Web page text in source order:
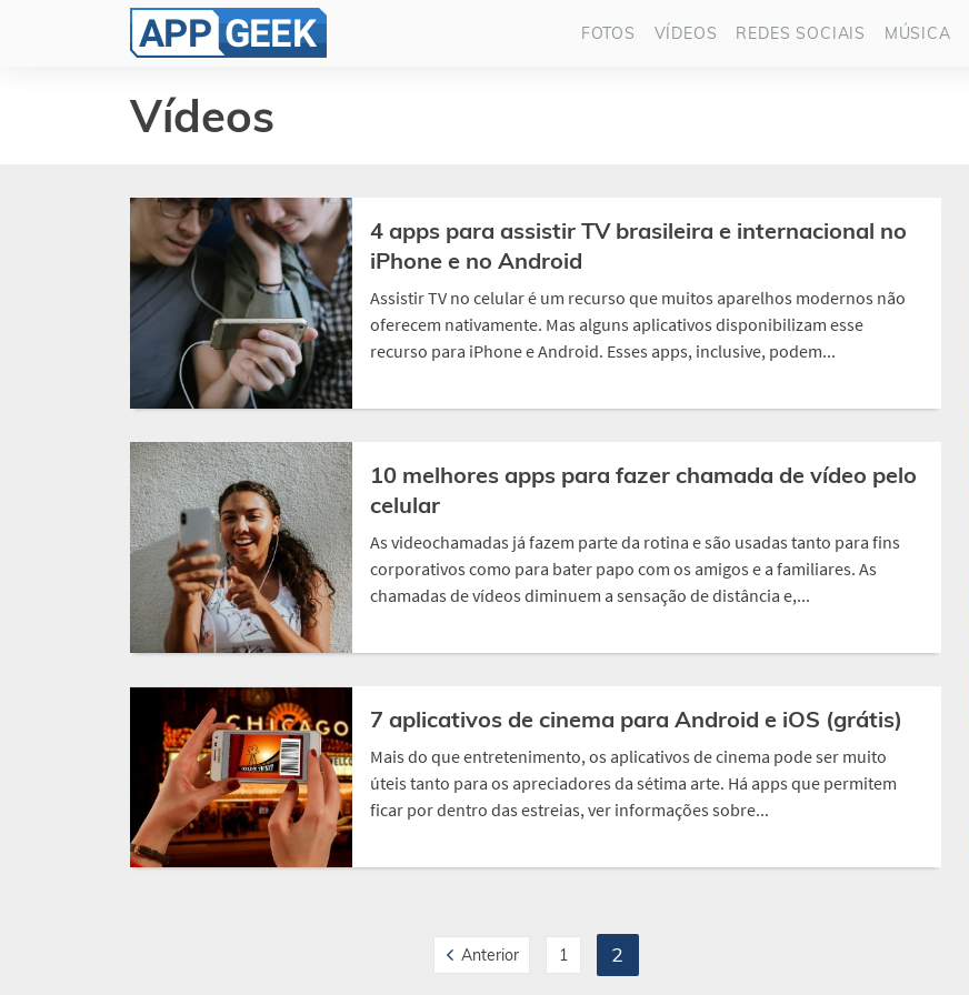
FOTOS VÍDEOS REDES SOCIAIS MÚSICA
Vídeos
4 apps para assistir TV brasileira e internacional no
iPhone e no Android
Assistir TV no celular é um recurso que muitos aparelhos modernos não
oferecem nativamente. Mas alguns aplicativos disponibilizam esse
recurso para iPhone e Android. Esses apps, inclusive, podem...
10 melhores apps para fazer chamada de vídeo pelo
celular
As videochamadas já fazem parte da rotina e são usadas tanto para fins
corporativos como para bater papo com os amigos e a familiares. As
chamadas de vídeos diminuem a sensação de distância e,...
7 aplicativos de cinema para Android e iOS (grátis)
Mais do que entretenimento, os aplicativos de cinema pode ser muito
úteis tanto para os apreciadores da sétima arte. Há apps que permitem
ficar por dentro das estreias, ver informações sobre...
Anterior 1 2